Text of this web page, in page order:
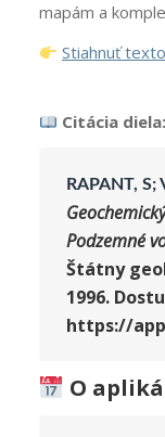
mapám a
Stiahnuť
Citácia diela:
RAPANT,
Podzemné
Štátny
1996.
https://
O